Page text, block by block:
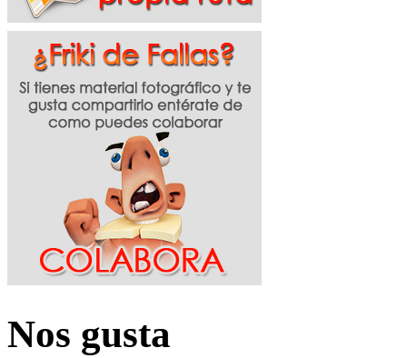
Nos gusta